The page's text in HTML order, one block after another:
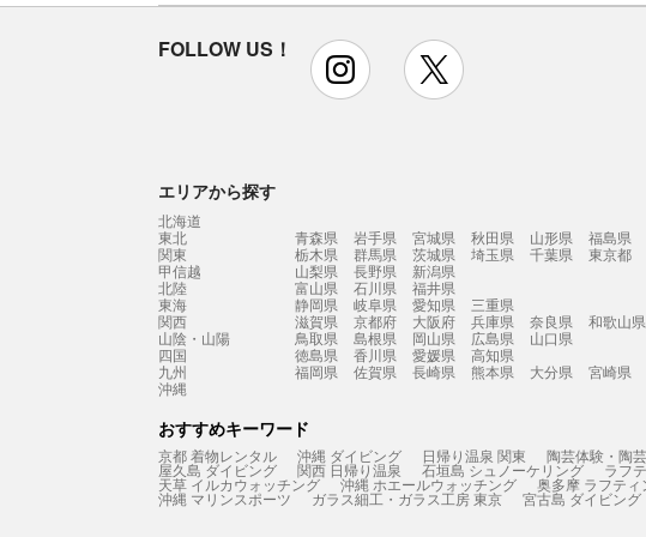
FOLLOW US！ instagram
エリアから探す
北海道
東北
青森県 岩手県 宮城県 秋田県 山形県
福島県
関東
栃木県 群馬県 茨城県 埼玉県 千葉県 東京都
甲信越
山梨県 長野県
新潟県
北陸
富山県 石川県
福井県
東海
静岡県 岐阜県 愛知県
三重県
関西
滋賀県 京都府 大阪府 兵庫県 奈良県
和歌山県
山陰・山陽
鳥取県 島根県 岡山県 広島県
山口県
四国
徳島県 香川県 愛媛県
高知県
九州
福岡県 佐賀県 長崎県 熊本県 大分県 宮崎県
沖縄
おすすめキーワード
京都 着物レンタル 沖縄 ダイビング 日帰り温泉 関東 陶芸体験・陶
屋久島 ダイビング 関西 日帰り温泉 石垣島 シュノーケリング ラフ
天草 イルカウォッチング 沖縄 ホエールウォッチング 奥多摩 ラフティ
沖縄 マリンスポーツ ガラス細工・ガラス工房 東京 宮古島 ダイビング